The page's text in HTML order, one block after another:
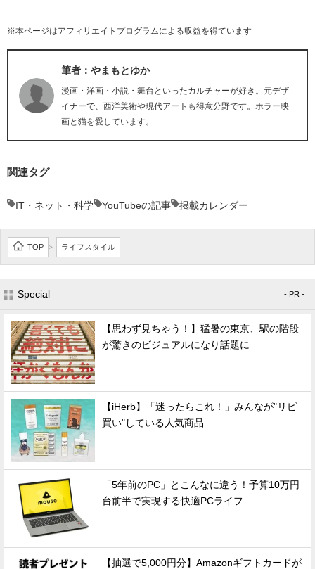
※本ページはアフィリエイトプログラムによる収益を得ています
筆者：やまもとゆか
漫画・洋画・小説・舞台といったカルチャーが好き。元デザ
イナーで、西洋美術や現代アートも得意分野です。ホラー映
画と猫を愛しています。
関連タグ
IT・ネット・科学 YouTubeの記事 掲載カレンダー
TOP > ライフスタイル
Special - PR -
【思わず見ちゃう！】猛暑の東京、駅の階段
が驚きのビジュアルになり話題に
【iHerb】「迷ったらこれ！」みんなが"リピ
買い"している人気商品
「5年前のPC」とこんなに違う！予算10万円
台前半で実現する快適PCライフ
【抽選で5,000円分】Amazonギフトカードが